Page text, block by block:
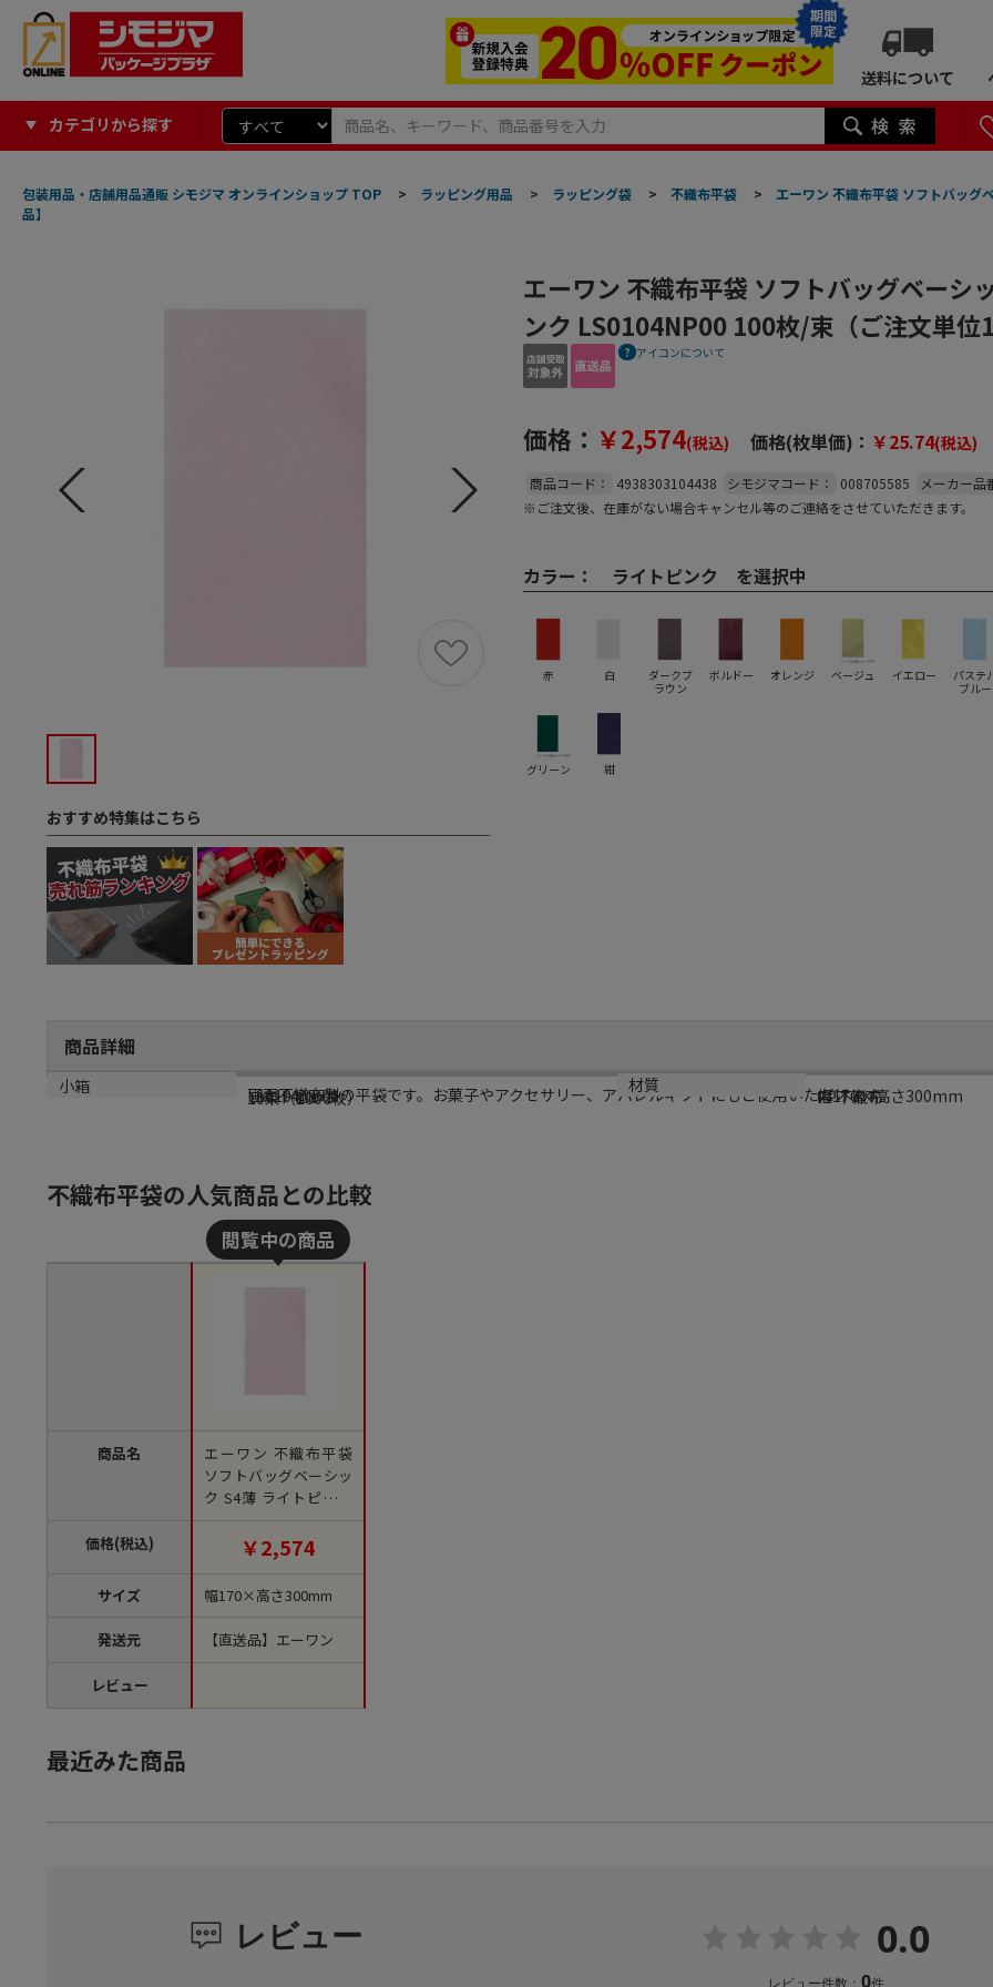
期間
限定
送料について
カテゴリから探す
包装用品・店舗用品通販 シモジマ オンラインショップ TOP > ラッピング用品 > ラッピング袋 > 不織布平袋 >
エーワン 不織布平袋 ソフトバッグ
品】
おすすめ特集はこちら
エーワン 不織布平袋 ソフトバッグベーシ
ンク LS0104NP00 100枚/束（ご注文単位
アイコンについて
価格： ￥2,574(税込) 価格(枚単価)： ￥25.74(税込)
商品コード： 4938303104438 シモジマコード： 008705585
メーカー品
※ご注文後、在庫がない場合キャンセル等のご連絡をさせていただきます。
カラー： ライトピンク を選択中
赤 白
ダークブ
ラウン
ボルドー オレンジ ベージュ イエロー
パステ
ブルー
グリーン 紺
商品詳細
商品説明
両面不織布製の平袋です。お菓子やアクセサリー、アパレルギフトにもご使用いただけます。
メーカー品番
LS0104NP00
サイズ
幅170×高さ300mm
カラー
ライトピンク
材質
PP不織布
小箱
10束（1000枚）
不織布平袋の人気商品との比較
商品名
価格(税込)
サイズ
発送元
レビュー
エーワン 不織布平袋
ソフトバッグベーシッ
ク S4薄 ライトピンク
LS0104NP00 100枚/束
（ご注文単位1束）
【直送品】
￥2,574
幅170×高さ300mm
【直送品】エーワン
最近みた商品
レビュー 0.0
レビュー件数： 0件